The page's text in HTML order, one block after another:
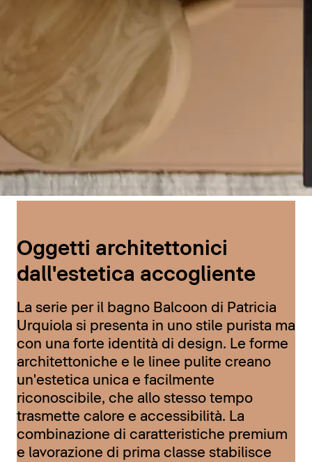
Oggetti architettonici
dall'estetica accogliente
La serie per il bagno Balcoon di Patricia
Urquiola si presenta in uno stile purista ma
con una forte identità di design. Le forme
architettoniche e le linee pulite creano
un'estetica unica e facilmente
riconoscibile, che allo stesso tempo
trasmette calore e accessibilità. La
combinazione di caratteristiche premium
e lavorazione di prima classe stabilisce